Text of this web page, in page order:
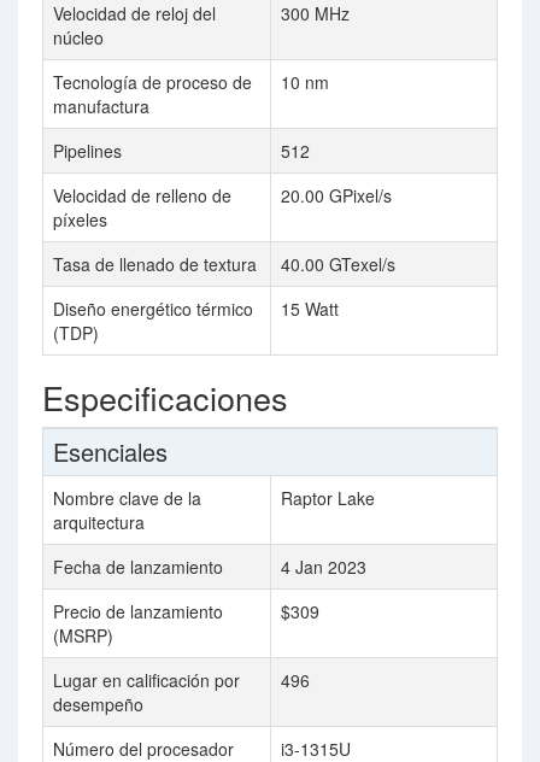
Velocidad de reloj del
núcleo
300 MHz
Tecnología de proceso de
manufactura
10 nm
Pipelines
512
Velocidad de relleno de
píxeles
20.00 GPixel/s
Tasa de llenado de textura
40.00 GTexel/s
Diseño energético térmico
(TDP)
15 Watt
Especificaciones
Esenciales
Nombre clave de la
arquitectura
Raptor Lake
Fecha de lanzamiento
4 Jan 2023
Precio de lanzamiento
(MSRP)
$309
Lugar en calificación por
desempeño
496
Número del procesador
i3-1315U